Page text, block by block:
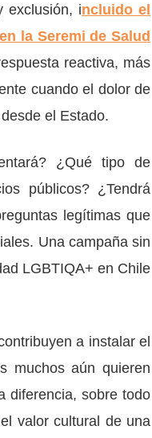
exclusión, incluido el
la Seremi de Salud
reactiva, más
cuando el dolor de
el Estado.
¿Qué tipo de
públicos? ¿Tendrá
legítimas que
Una campaña sin
LGBTIQA+ en Chile
a instalar el
muchos aún quieren
diferencia, sobre todo
valor cultural de una